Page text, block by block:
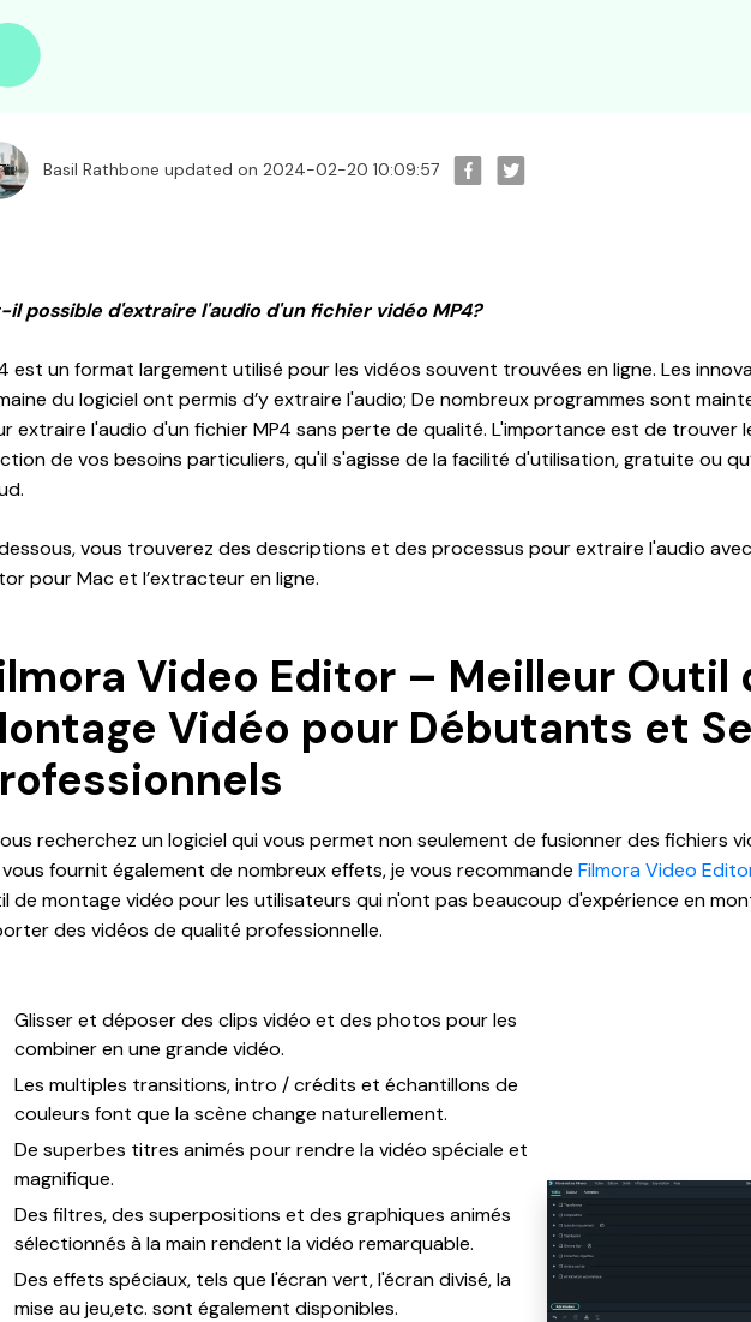
Basil Rathbone updated on 2024-02-20 10:09:57
il possible d'extraire l'audio d'un fichier vidéo MP4?
est un format largement utilisé pour les vidéos souvent trouvées en ligne. Les
du logiciel ont permis d’y extraire l'audio; De nombreux programmes sont
extraire l'audio d'un fichier MP4 sans perte de qualité. L'importance est de trouver
de vos besoins particuliers, qu'il s'agisse de la facilité d'utilisation, gratuite ou
vous trouverez des descriptions et des processus pour extraire l'audio
pour Mac et l’extracteur en ligne.
Video Editor – Meilleur Outil
Vidéo pour Débutants et
recherchez un logiciel qui vous permet non seulement de fusionner des fichiers
fournit également de nombreux effets, je vous recommande Filmora Video
de montage vidéo pour les utilisateurs qui n'ont pas beaucoup d'expérience en
des vidéos de qualité professionnelle.
Glisser et déposer des clips vidéo et des photos pour les
combiner en une grande vidéo.
Les multiples transitions, intro / crédits et échantillons de
couleurs font que la scène change naturellement.
De superbes titres animés pour rendre la vidéo spéciale et
magnifique.
Des filtres, des superpositions et des graphiques animés
sélectionnés à la main rendent la vidéo remarquable.
Des effets spéciaux, tels que l'écran vert, l'écran divisé, la
mise au jeu,etc. sont également disponibles.